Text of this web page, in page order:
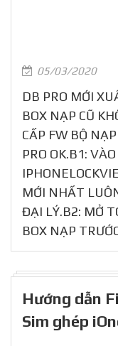
05/03/2020
DB PRO MỚI
BOX NẠP CŨ
CẤP FW BỘ
PRO OK.B1:
MỚI NHẤT
ĐẠI LÝ.B2: MỞ
BOX NẠP
Hướng dẫn
Sim ghép